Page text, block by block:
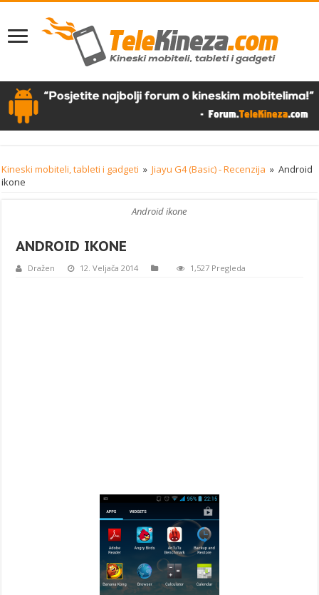
Kineski mobiteli, tableti i gadgeti » Jiayu G4 (Basic) - Recenzija » Android
ikone
Android ikone
ANDROID IKONE
Dražen 12. Veljača 2014 1,527 Pregleda